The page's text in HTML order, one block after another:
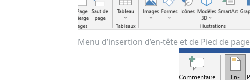
Menu d’insertion d’en-tête et de Pied de page